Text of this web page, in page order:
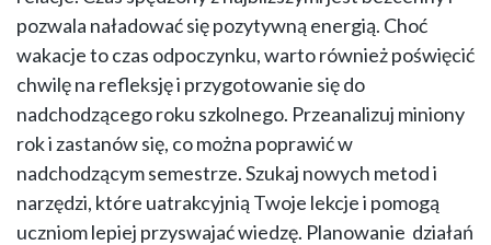
pozwala naładować się pozytywną energią. Choć
wakacje to czas odpoczynku, warto również poświęcić
chwilę na refleksję i przygotowanie się do
nadchodzącego roku szkolnego. Przeanalizuj miniony
rok i zastanów się, co można poprawić w
nadchodzącym semestrze. Szukaj nowych metod i
narzędzi, które uatrakcyjnią Twoje lekcje i pomogą
uczniom lepiej przyswajać wiedzę. Planowanie działań